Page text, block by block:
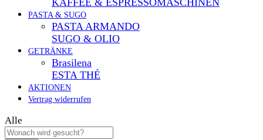
KAFFEE & ESPRESSOMASCHINEN
PASTA & SUGO
PASTA ARMANDO
SUGO & OLIO
GETRÄNKE
Brasilena
ESTA THÉ
AKTIONEN
Vertrag widerrufen
Alle